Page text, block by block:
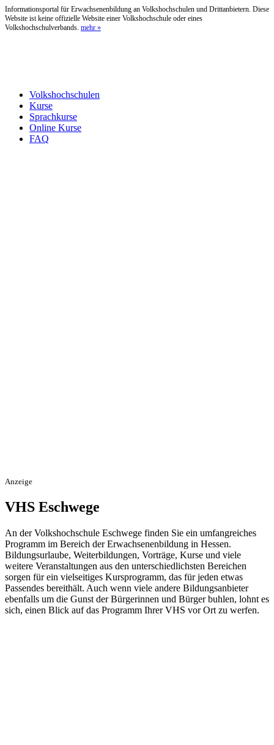
Informationsportal für Erwachsenenbildung an Volkshochschulen und Drittanbietern. Diese
Website ist keine offizielle Website einer Volkshochschule oder eines
Volkshochschulverbands. mehr »
Volkshochschulen
Kurse
Sprachkurse
Online Kurse
FAQ
Anzeige
VHS Eschwege
An der Volkshochschule Eschwege finden Sie ein umfangreiches
Programm im Bereich der Erwachsenenbildung in Hessen.
Bildungsurlaube, Weiterbildungen, Vorträge, Kurse und viele
weitere Veranstaltungen aus den unterschiedlichsten Bereichen
sorgen für ein vielseitiges Kursprogramm, das für jeden etwas
Passendes bereithält. Auch wenn viele andere Bildungsanbieter
ebenfalls um die Gunst der Bürgerinnen und Bürger buhlen, lohnt es
sich, einen Blick auf das Programm Ihrer VHS vor Ort zu werfen.